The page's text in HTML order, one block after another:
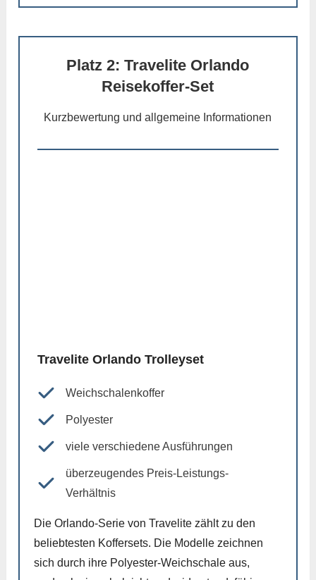
Platz 2: Travelite Orlando
Reisekoffer-Set
Kurzbewertung und allgemeine Informationen
Travelite Orlando Trolleyset
Weichschalenkoffer
Polyester
viele verschiedene Ausführungen
überzeugendes Preis-Leistungs-
Verhältnis
Die Orlando-Serie von Travelite zählt zu den
beliebtesten Koffersets. Die Modelle zeichnen
sich durch ihre Polyester-Weichschale aus,